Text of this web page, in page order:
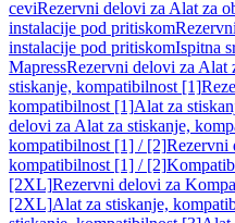
ceviRezervni delovi za Alat za
instalacije pod pritiskom
instalacije pod pritiskomIspitna
MapressRezervni delovi za Alat
stiskanje, kompatibilnost [1]
kompatibilnost [1]Alat za
delovi za Alat za stiskanje,
kompatibilnost [1] / [2]Rezervni
kompatibilnost [1] / [2]
[2XL]Rezervni delovi za
[2XL]Alat za stiskanje,